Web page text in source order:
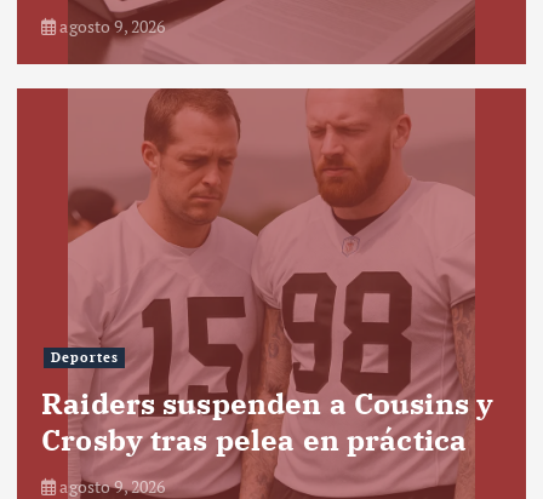
agosto 9, 2026
Deportes
Raiders suspenden a Cousins y
Crosby tras pelea en práctica
agosto 9, 2026